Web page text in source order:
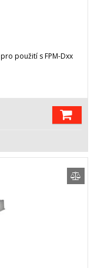
použití s FPM-Dxx